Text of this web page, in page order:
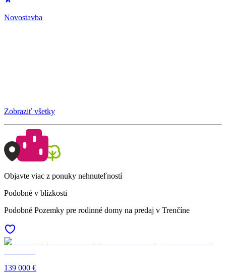
Novostavba
Zobraziť všetky
Objavte viac z ponuky nehnuteľností
Podobné v blízkosti
Podobné Pozemky pre rodinné domy na predaj v Trenčíne
139 000 €